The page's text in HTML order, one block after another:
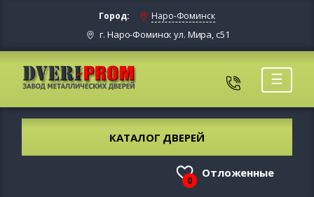
Город: Наро-Фоминск
г. Наро-Фоминск ул. Мира, с51
☰
КАТАЛОГ ДВЕРЕЙ
0
Отложенные